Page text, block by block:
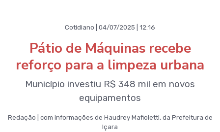
Cotidiano | 04/07/2025 | 12:16
Pátio de Máquinas recebe
reforço para a limpeza urbana
Município investiu R$ 348 mil em novos
equipamentos
Redação | com informações de Haudrey Mafioletti, da Prefeitura de
Içara